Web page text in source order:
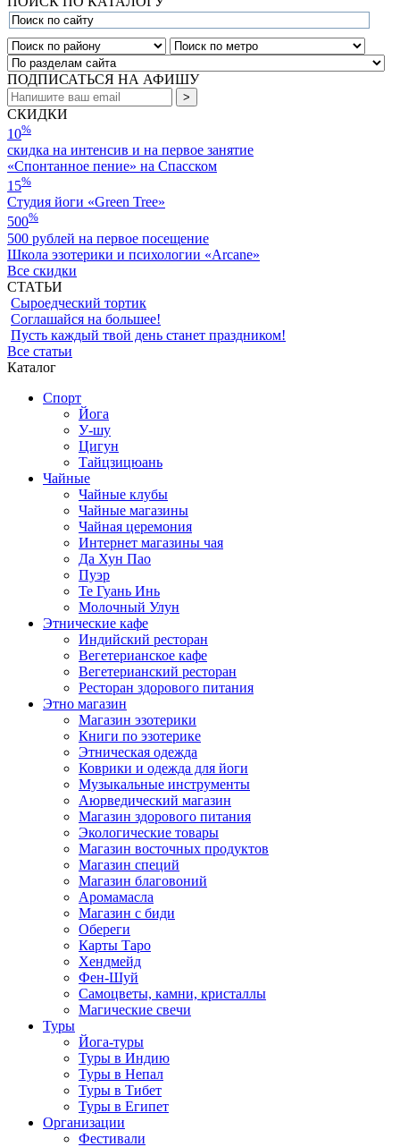
ПОДПИСАТЬСЯ НА АФИШУ
СКИДКИ
10%
скидка на интенсив и на первое занятие
«Спонтанное пение» на Спасском
15%
Студия йоги «Green Tree»
500%
500 рублей на первое посещение
Школа эзотерики и психологии «Arcane»
Все скидки
СТАТЬИ
Cыроедческий тортик
Соглашайся на большее!
Пусть каждый твой день станет праздником!
Все статьи
Каталог
Спорт
Йога
У-шу
Цигун
Тайцзицюань
Чайные
Чайные клубы
Чайные магазины
Чайная церемония
Интернет магазины чая
Да Хун Пао
Пуэр
Те Гуань Инь
Молочный Улун
Этнические кафе
Индийский ресторан
Вегетерианское кафе
Вегетерианский ресторан
Ресторан здорового питания
Этно магазин
Магазин эзотерики
Книги по эзотерике
Этническая одежда
Коврики и одежда для йоги
Музыкальные инструменты
Аюрведический магазин
Магазин здорового питания
Экологические товары
Магазин восточных продуктов
Магазин специй
Магазин благовоний
Аромамасла
Магазин с биди
Обереги
Карты Таро
Хендмейд
Фен-Шуй
Самоцветы, камни, кристаллы
Магические свечи
Туры
Йога-туры
Туры в Индию
Туры в Непал
Туры в Тибет
Туры в Египет
Организации
Фестивали